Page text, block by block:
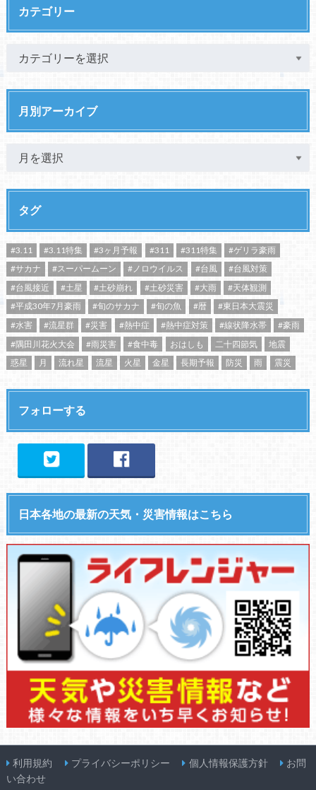
カテゴリー
月別アーカイブ
タグ
#3.11 #3.11特集 #3ヶ月予報 #311 #311特集
#ゲリラ豪雨
#サカナ
#スーパームーン #ノロウイルス #台風
#台風対策
#台風接近
#土星 #土砂崩れ #土砂災害 #大雨
#天体観測
#平成30年7月豪雨
#旬のサカナ #旬の魚 #暦
#東日本大震災
#水害
#流星群 #災害 #熱中症 #熱中症対策 #線状降水帯
#豪雨
#隅田川花火大会
#雨災害 #食中毒 おはしも 二十四節気
地震
惑星
月 流れ星 流星 火星 金星 長期予報 防災 雨 震災
フォローする
日本各地の最新の天気・災害情報はこちら
利用規約 プライバシーポリシー 個人情報保護方針
お問
い合わせ